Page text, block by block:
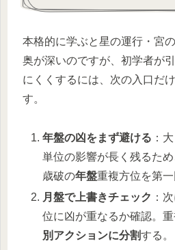
本格的に学ぶと星の運行・宮
奥が深いのですが、初学者が
にくくするには、次の入口だ
す。
年盤の凶をまず避ける ：
単位の影響が長く残るた
歳破の年盤重複方位を第一
月盤で上書きチェック ：
位に凶が重なるか確認。
別アクションに分割する。